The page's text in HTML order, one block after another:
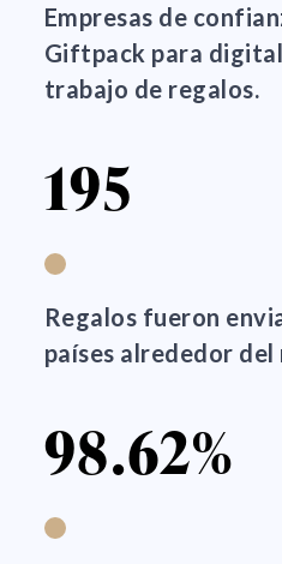
Empresas de
Giftpack para
trabajo de regalos.
195
Regalos fueron
países alrededor del
98.62%